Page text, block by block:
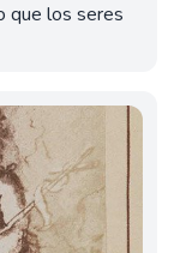
que los seres